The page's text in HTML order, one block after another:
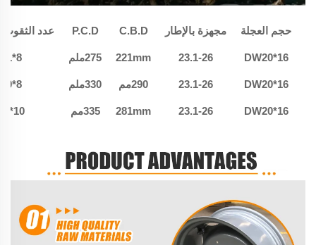
حجم العجلة مجهزة بالإطار C.B.D
P.C.D عدد الثقوب
DW20*16
23.1-26
221mm 275ملم 8*21
DW20*16
23.1-26 290مم 330ملم 8*20
DW20*16
23.1-26
281mm 335مم 10*26